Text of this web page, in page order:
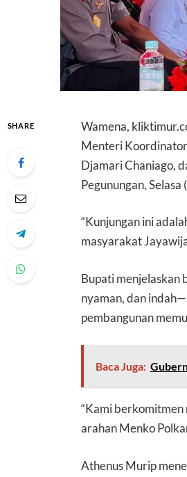
SHARE
Wamena,
Menteri Koordinator
Djamari Chaniago,
Pegunungan,
“Kunjungan ini
masyarakat
Bupati menjelaskan
nyaman, dan
pembangunan
Baca Juga:
“Kami berkomitmen
arahan Menko
Athenus Murip